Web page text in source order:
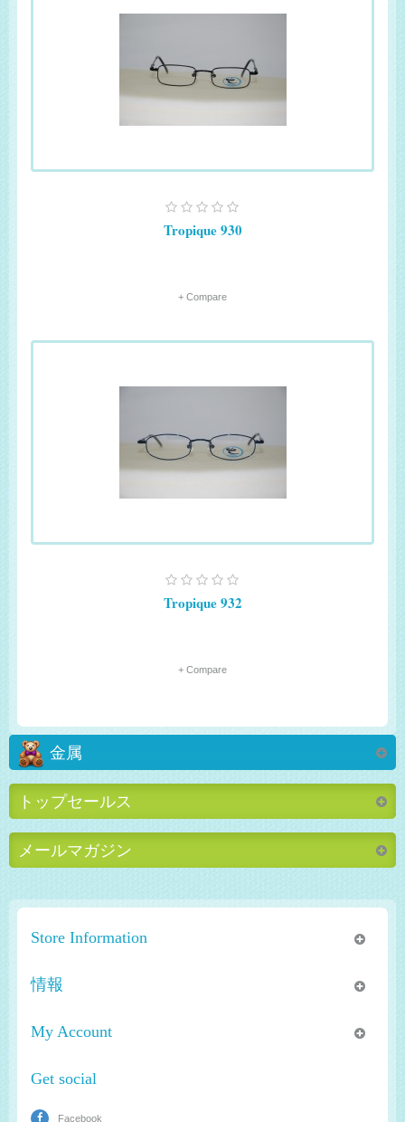
Tropique 930
+ Compare
Tropique 932
+ Compare
金属
トップセールス
メールマガジン
Store Information
情報
My Account
Get social
Facebook